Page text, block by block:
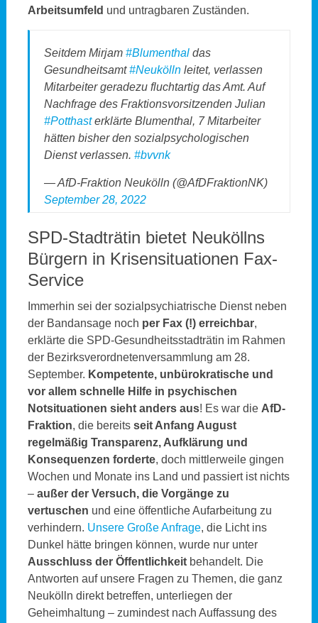
Arbeitsumfeld und untragbaren Zuständen.
Seitdem Mirjam #Blumenthaldas
Gesundheitsamt#Neuköllnleitet, verlassen
Mitarbeiter geradezu fluchtartig das Amt. Auf
Nachfrage des Fraktionsvorsitzenden Julian
#Potthasterklärte Blumenthal, 7 Mitarbeiter
hätten bisher den sozialpsychologischen
Dienst verlassen. #bvvnk
— AfD-Fraktion Neukölln (@AfDFraktionNK)
September 28, 2022
SPD-Stadträtin bietet Neuköllns
Bürgern in Krisensituationen Fax-
Service
Immerhin sei der sozialpsychiatrische Dienst neben
der Bandansage noch per Fax (!) erreichbar,
erklärte die SPD-Gesundheitsstadträtin im Rahmen
der Bezirksverordnetenversammlung am 28.
September. Kompetente, unbürokratische und
vor allem schnelle Hilfe in psychischen
Notsituationen sieht anders aus! Es war die AfD-
Fraktion, die bereits seit Anfang August
regelmäßig Transparenz, Aufklärung und
Konsequenzen forderte, doch mittlerweile gingen
Wochen und Monate ins Land und passiert ist nichts
– außer der Versuch, die Vorgänge zu
vertuschen und eine öffentliche Aufarbeitung zu
verhindern. Unsere Große Anfrage, die Licht ins
Dunkel hätte bringen können, wurde nur unter
Ausschluss der Öffentlichkeitbehandelt. Die
Antworten auf unsere Fragen zu Themen, die ganz
Neukölln direkt betreffen, unterliegen der
Geheimhaltung – zumindest nach Auffassung des